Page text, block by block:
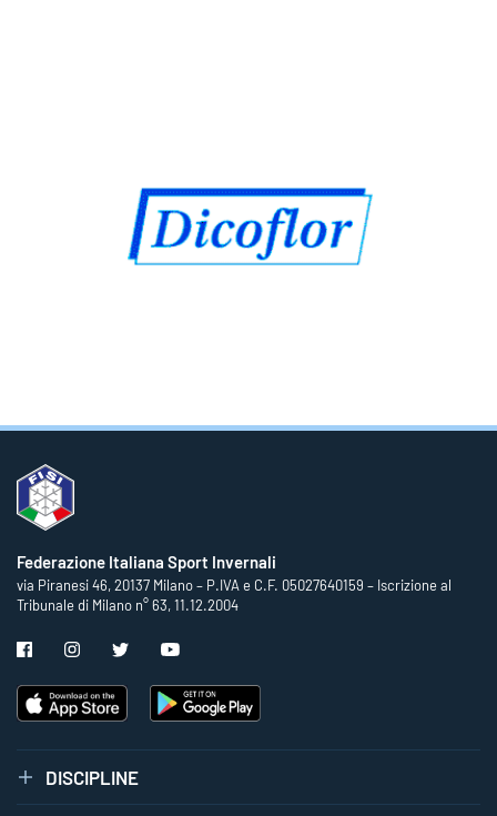
Federazione Italiana Sport Invernali
via Piranesi 46, 20137 Milano – P.IVA e C.F. 05027640159 – Iscrizione al
Tribunale di Milano n° 63, 11.12.2004
DISCIPLINE